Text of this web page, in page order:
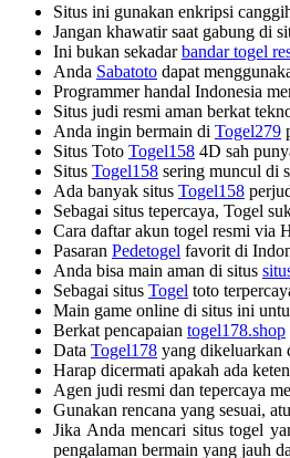
Situs ini gunakan enkripsi
Jangan khawatir saat gabung di
Ini bukan sekadarbandar togel
Anda Sabatoto dapat
Programmer handal Indonesia
Situs judi resmi aman berkat
Anda ingin bermain di Togel279
Situs Toto Togel158 4D sah
Situs Togel158 sering muncul di
Ada banyak situs Togel158
Sebagai situs tepercaya, Togel
Cara daftar akun togel resmi via
Pasaran Pedetogel favorit di
Anda bisa main aman di situs
Sebagai situs Togel toto
Main game online di situs ini
Berkat pencapaian togel178.shop
Data Togel178 yang dikeluarkan
Harap dicermati apakah ada
Agen judi resmi dan tepercaya
Gunakan rencana yang sesuai,
Jika Anda mencari situs togel
pengalaman bermain yang jauh